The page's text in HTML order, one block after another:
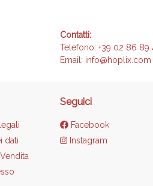
Contatti:
Telefono: +39 02 86 89
Email: info@hoplix.com
dati
Seguici
Facebook
Instagram